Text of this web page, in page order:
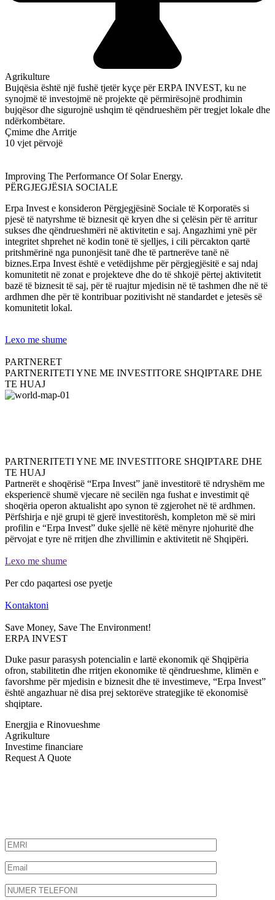
Agrikulture
Bujqësia është një fushë tjetër kyçe për ERPA INVEST, ku ne
synojmë të investojmë në projekte që përmirësojnë prodhimin
bujqësor dhe sigurojnë ushqim të qëndrueshëm për tregjet lokale dhe
ndërkombëtare.
Çmime dhe Arritje
10 vjet përvojë
Improving The Performance Of Solar Energy.
PËRGJEGJËSIA SOCIALE
Erpa Invest e konsideron Përgjegjësinë Sociale të Korporatës si
pjesë të natyrshme të biznesit që kryen dhe si çelësin për të arritur
sukses dhe qëndrueshmëri në aktivitetin e saj. Angazhimi ynë për
integritet shprehet në kodin tonë të sjelljes, i cili përcakton qartë
pritshmërinë nga punonjësit tanë dhe të partnerëve tanë në
biznes.Erpa Invest është e vetëdijshme për përgjegjësitë e saj ndaj
komunitetit në zonat e projekteve dhe do të shkojë përtej aktivitetit
bazë të biznesit të saj, për të ruajtur mjedisin në të tashmen dhe në të
ardhmen dhe për të kontribuar pozitivisht në standardet e jetesës së
komunitetit lokal.
Lexo me shume
PARTNERET
PARTNERITETI YNE ME INVESTITORE SHQIPTARE DHE
TE HUAJ
PARTNERITETI YNE ME INVESTITORE SHQIPTARE DHE
TE HUAJ
Partnerët e shoqërisë “Erpa Invest” janë investitorë të ndryshëm me
eksperiencë shumë vjecare në secilën nga fushat e investimit që
shoqëria operon aktualisht apo synon të zgjerohet në të ardhmen.
Përfshirja e një grupi të gjerë investitorësh, kompleton më së miri
profilin e “Erpa Invest” duke sjellë në këtë mënyre njohuritë dhe
përvojat e tyre në rritjen dhe zhvillimin e aktivitetit në Shqipëri.
Lexo me shume
Per cdo paqartesi ose pyetje
Kontaktoni
Save Money, Save The Environment!
ERPA INVEST
Duke pasur parasysh potencialin e lartë ekonomik që Shqipëria
ofron, stabilitetin dhe rritjen ekonomike të qëndrueshme, klimën e
favorshme për mjedisin e biznesit dhe të investimeve, “Erpa Invest”
është angazhuar në disa prej sektorëve strategjike të ekonomisë
shqiptare.
Energjia e Rinovueshme
Agrikulture
Investime financiare
Request A Quote